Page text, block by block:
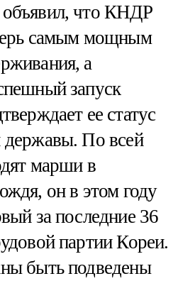
что КНДР
самым мощным
а
запуск
ее статус
державы. По всей
марши в
он в этом году
за последние 36
партии Кореи.
быть подведены